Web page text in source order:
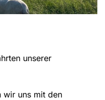
unserer
wir uns mit den